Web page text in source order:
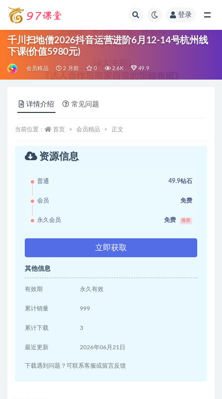
登录
千川扫地僧2026抖音运营进阶6月12-14号杭州线
下课(价值5980元)
会员精品 2 月前 0 2.6K 49.9
详情介绍 常见问题
当前位置： 首页 会员精品 正文
资源信息
普通 49.9钻石
会员 免费
永久会员 免费 推荐
立即获取
其他信息
有效期 永久有效
累计销量 999
累计下载 3
最近更新 2026年06月21日
下载遇到问题？可联系客服或留言反馈